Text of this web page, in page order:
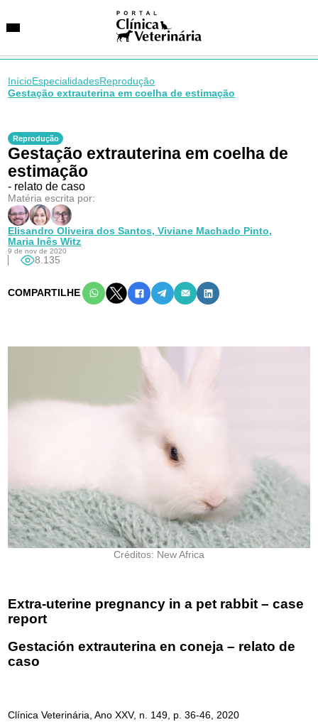
VetAgenda
InícioEspecialidadesReprodução
Gestação extrauterina em coelha de estimação
Reprodução
Gestação extrauterina em coelha de
estimação
- relato de caso
Matéria escrita por:
Elisandro Oliveira dos Santos,Viviane Machado Pinto,
Maria Inês Witz
9 de nov de 2020
8.135
COMPARTILHE
Créditos: New Africa
Extra-uterine pregnancy in a pet rabbit – case
report
Gestación extrauterina en coneja – relato de
caso
Clínica Veterinária, Ano XXV, n. 149, p. 36-46, 2020